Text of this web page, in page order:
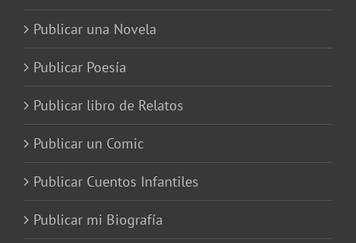
Publicar una Novela
Publicar Poesía
Publicar libro de Relatos
Publicar un Comic
Publicar Cuentos Infantiles
Publicar mi Biografía